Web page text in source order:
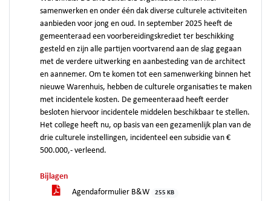
samenwerken en onder één dak diverse culturele activiteiten
aanbieden voor jong en oud. In september 2025 heeft de
gemeenteraad een voorbereidingskrediet ter beschikking
gesteld en zijn alle partijen voortvarend aan de slag gegaan
met de verdere uitwerking en aanbesteding van de architect
en aannemer. Om te komen tot een samenwerking binnen het
nieuwe Warenhuis, hebben de culturele organisaties te maken
met incidentele kosten. De gemeenteraad heeft eerder
besloten hiervoor incidentele middelen beschikbaar te stellen.
Het college heeft nu, op basis van een gezamenlijk plan van de
drie culturele instellingen, incidenteel een subsidie van €
500.000,- verleend.
Bijlagen
Agendaformulier B&W
255 KB